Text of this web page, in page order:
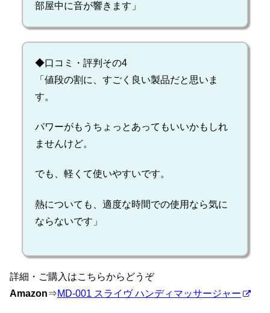
部屋中に音が響きます」
◆口コミ・評判その4
「値段の割に、すごく良い製品だと思いま
す。
パワーがもうちょっとあってもいいかもしれ
ませんけど。
でも、軽くて使いやすいです。
熱についても、適度な時間での使用なら気に
ならないです」
詳細・ご購入はこちらからどうぞ
Amazon⇒MD-001 スライヴ ハンディマッサージャー